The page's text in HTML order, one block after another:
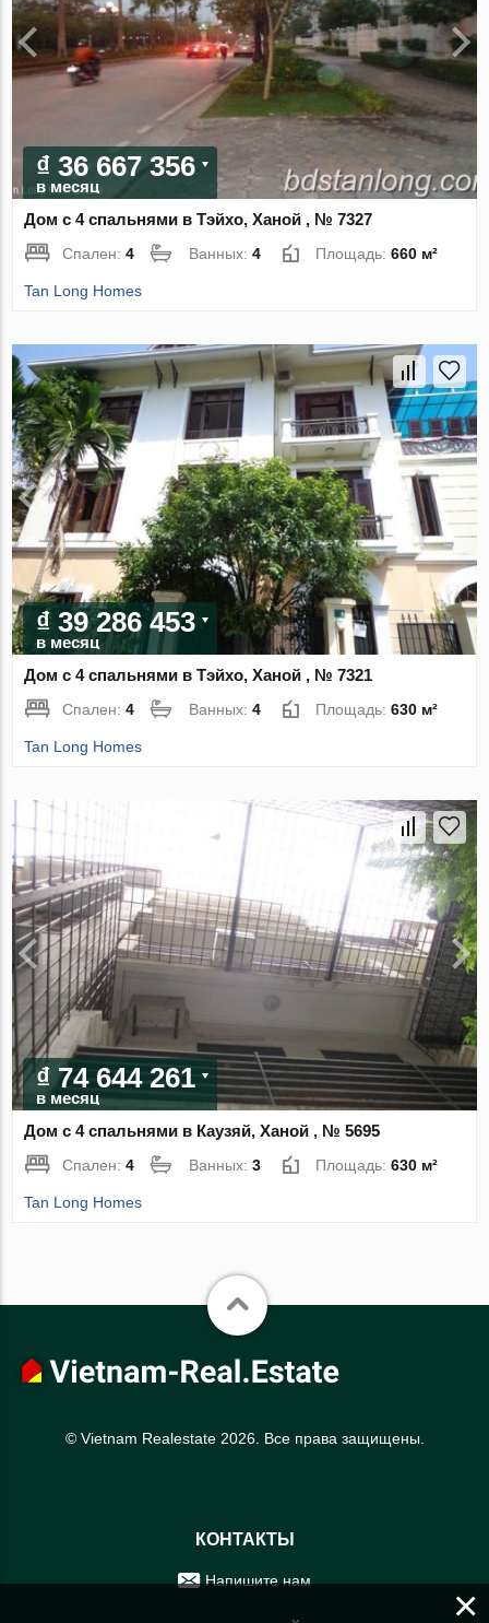
₫ 36 667 356
в месяц
Дом с 4 спальнями в Тэйхо, Ханой , № 7327
Спален:4 Ванных:4 Площадь:660 м²
Tan Long Homes
₫ 39 286 453
в месяц
Дом с 4 спальнями в Тэйхо, Ханой , № 7321
Спален:4 Ванных:4 Площадь:630 м²
Tan Long Homes
₫ 74 644 261
в месяц
Дом с 4 спальнями в Каузяй, Ханой , № 5695
Спален:4 Ванных:3 Площадь:630 м²
Tan Long Homes
© Vietnam Realestate 2026. Все права защищены.
КОНТАКТЫ
Напишите нам
×